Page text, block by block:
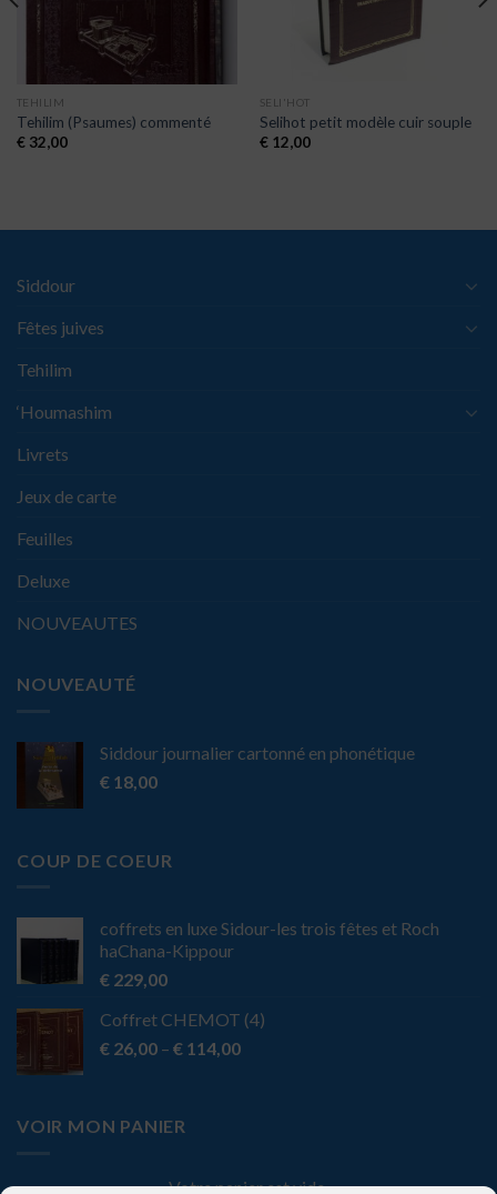
TEHILIM
Tehilim (Psaumes) commenté
€32,00
SELI'HOT
Selihot petit modèle cuir souple
€12,00
Siddour
Fêtes juives
Tehilim
‘Houmashim
Livrets
Jeux de carte
Feuilles
Deluxe
NOUVEAUTES
NOUVEAUTÉ
Siddour journalier cartonné en phonétique
€ 18,00
COUP DE COEUR
coffrets en luxe Sidour-les trois fêtes et Roch
haChana-Kippour
€ 229,00
Coffret CHEMOT (4)
€ 26,00 – € 114,00
VOIR MON PANIER
Votre panier est vide.